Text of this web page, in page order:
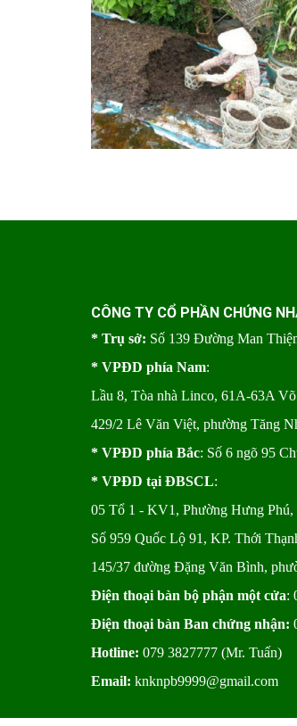
CÔNG TY CỔ PHẦN CHỨNG
* Trụ sở: Số 139 Đường Man
* VPĐD phía Nam:
Lầu 8, Tòa nhà Linco, 61A-63A
429/2 Lê Văn Việt, phường Tăng
* VPĐD phía Bắc: Số 6 ngõ 95
* VPĐD tại ĐBSCL:
05 Tổ 1 - KV1, Phường Hưng Phú,
Số 959 Quốc Lộ 91, KP. Thới
145/37 đường Đặng Văn Bình,
Điện thoại bàn bộ phận một cửa:
Điện thoại bàn Ban chứng nhận:
Hotline: 079 3827777 (Mr. Tuấn)
Email: knknpb9999@gmail.com